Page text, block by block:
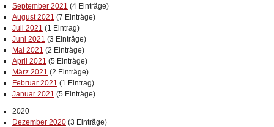
September 2021 (4 Einträge)
August 2021 (7 Einträge)
Juli 2021 (1 Eintrag)
Juni 2021 (3 Einträge)
Mai 2021 (2 Einträge)
April 2021 (5 Einträge)
März 2021 (2 Einträge)
Februar 2021 (1 Eintrag)
Januar 2021 (5 Einträge)
2020
Dezember 2020 (3 Einträge)